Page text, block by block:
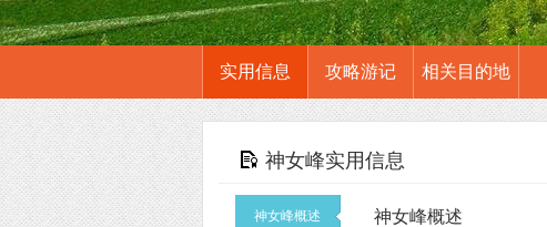
实用信息 攻略游记 相关目的地
神女峰实用信息
神女峰概述 神女峰概述